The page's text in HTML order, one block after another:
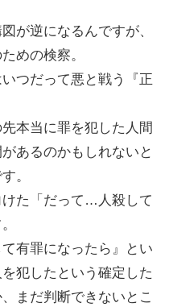
が逆になるんですが、
めの検察。
つだって悪と戦う『正
本当に罪を犯した人間
あるのかもしれないと
。
た「だって…人殺して
有罪になったら』とい
犯したという確定した
まだ判断できないとこ